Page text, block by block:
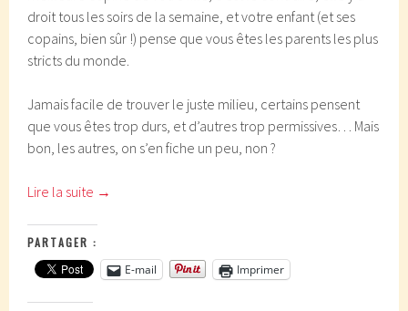
droit tous les soirs de la semaine, et votre enfant (et ses
copains, bien sûr !) pense que vous êtes les parents les plus
stricts du monde.
Jamais facile de trouver le juste milieu, certains pensent
que vous êtes trop durs, et d’autres trop permissives… Mais
bon, les autres, on s’en fiche un peu, non ?
Lire la suite →
PARTAGER :
E-mail
Imprimer